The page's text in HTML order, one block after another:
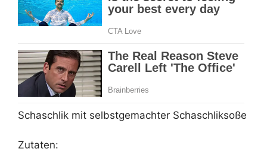
Schaschlik mit selbstgemachter Schaschliksoße
Zutaten: